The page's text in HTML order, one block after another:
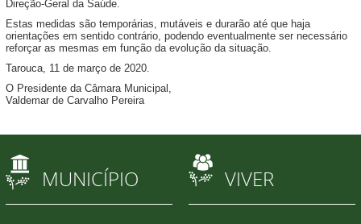
Direção-Geral da Saúde.
Estas medidas são temporárias, mutáveis e durarão até que haja
orientações em sentido contrário, podendo eventualmente ser necessário
reforçar as mesmas em função da evolução da situação.
Tarouca, 11 de março de 2020.
O Presidente da Câmara Municipal,
Valdemar de Carvalho Pereira
MUNICÍPIO VIVER